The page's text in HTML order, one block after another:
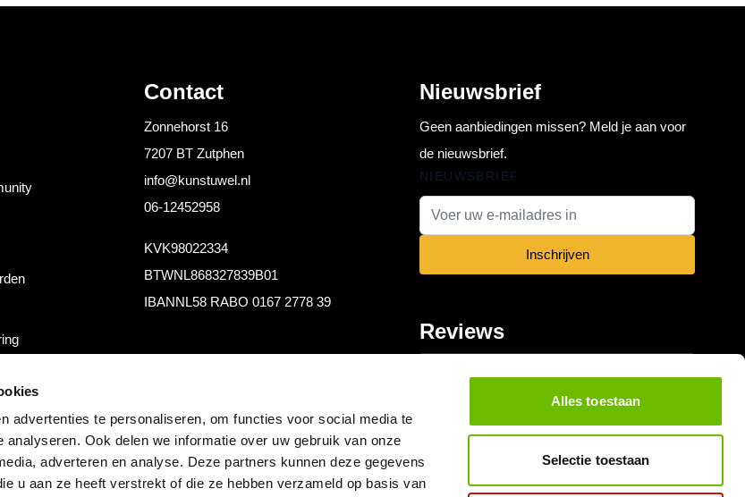
advertenties te personaliseren, om functies voor social media te
analyseren. Ook delen we informatie over uw gebruik van onze
adverteren en analyse. Deze partners kunnen deze gegevens
u aan ze heeft verstrekt of die ze hebben verzameld op basis van
Alles toestaan
Selectie toestaan
Contact
Zonnehorst 16
7207 BT Zutphen
info@kunstuwel.nl
06-12452958
KVK98022334
BTWNL868327839B01
IBANNL58 RABO 0167 2778 39
Nieuwsbrief
Geen aanbiedingen missen? Meld je aan voor
de nieuwsbrief.
NIEUWSBRIEF
E-mail adres
Inschrijven
Reviews